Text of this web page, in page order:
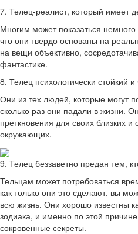
7. Телец-реалист, который имеет
Многим может показаться
что они твердо основаны на
на вещи объективно,
фантастике.
8. Телец психологически стойкий
Они из тех людей, которые могут
сколько раз они падали в жизни.
преткновения для своих близких
окружающих.
9. Телец беззаветно предан тем,
Тельцам может потребоваться
как только они это сделают, вы
всю жизнь. Они хорошо известны
зодиака, и именно по этой
сокровенные секреты.